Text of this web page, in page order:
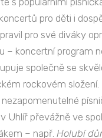
pro děti i
pro své diváky
– koncertní program
společně se
rockovém složení.
Uhlíř převážně ve
– např. Holubí